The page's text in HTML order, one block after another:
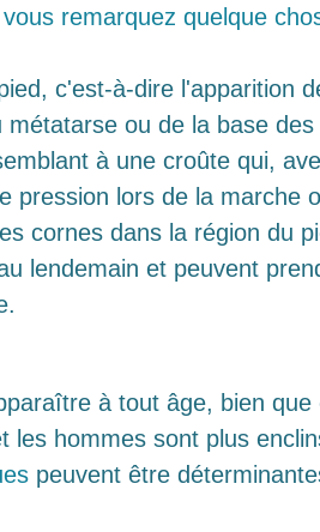
vous remarquez quelque
c'est-à-dire l'apparition
ou de la base des
à une croûte qui,
pression lors de la marche
cornes dans la région du
lendemain et peuvent
à tout âge, bien que
les hommes sont plus
peuvent être